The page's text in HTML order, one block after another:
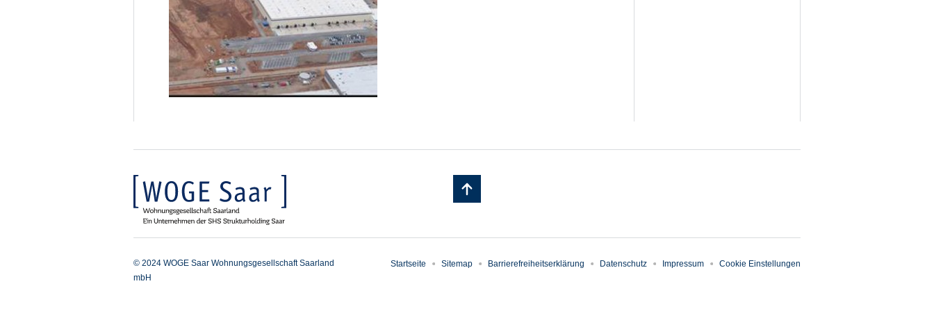
© 2024 WOGE Saar Wohnungsgesellschaft Saarland
mbH
Startseite Sitemap Barrierefreiheitserklärung Datenschutz Impressum Cookie Einstellungen